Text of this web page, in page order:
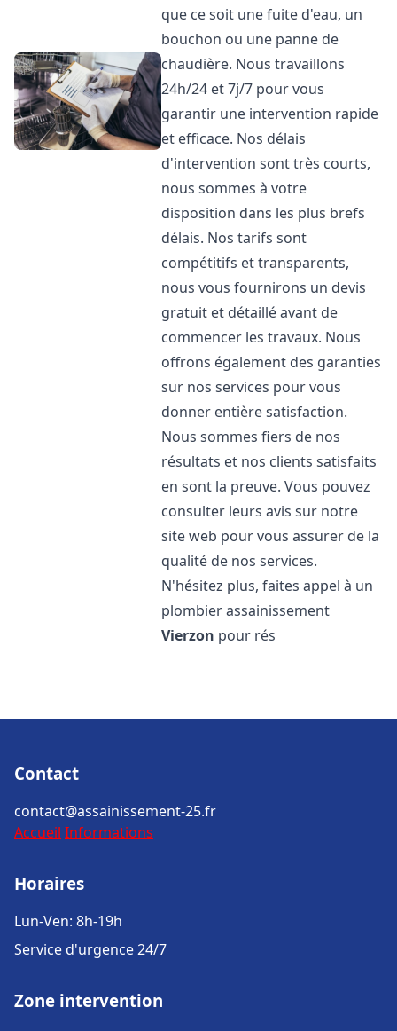
que ce soit une fuite d'eau, un
bouchon ou une panne de
chaudière. Nous travaillons
24h/24 et 7j/7 pour vous
garantir une intervention rapide
et efficace. Nos délais
d'intervention sont très courts,
nous sommes à votre
disposition dans les plus brefs
délais. Nos tarifs sont
compétitifs et transparents,
nous vous fournirons un devis
gratuit et détaillé avant de
commencer les travaux. Nous
offrons également des garanties
sur nos services pour vous
donner entière satisfaction.
Nous sommes fiers de nos
résultats et nos clients satisfaits
en sont la preuve. Vous pouvez
consulter leurs avis sur notre
site web pour vous assurer de la
qualité de nos services.
N'hésitez plus, faites appel à un
plombier assainissement
Vierzon pour rés
Contact
contact@assainissement-25.fr
Accueil Informations
Horaires
Lun-Ven: 8h-19h
Service d'urgence 24/7
Zone intervention